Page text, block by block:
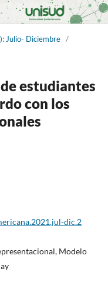
Julio- Diciembre /
estudiantes
con los
dic.2
Modelo